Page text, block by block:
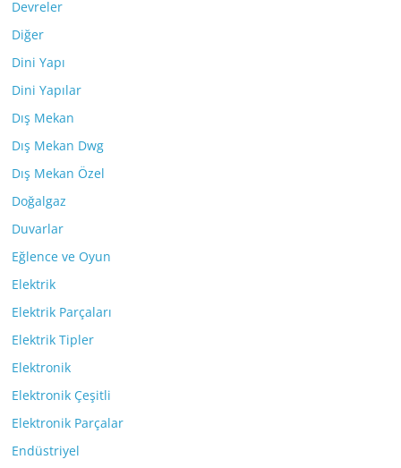
Devreler
Diğer
Dini Yapı
Dini Yapılar
Dış Mekan
Dış Mekan Dwg
Dış Mekan Özel
Doğalgaz
Duvarlar
Eğlence ve Oyun
Elektrik
Elektrik Parçaları
Elektrik Tipler
Elektronik
Elektronik Çeşitli
Elektronik Parçalar
Endüstriyel